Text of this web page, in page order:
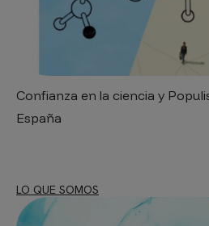
Confianza en la ciencia y
España
LO QUE SOMOS